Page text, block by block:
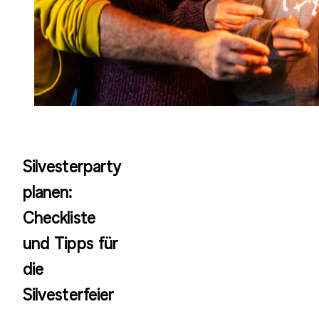
Silvesterparty
planen:
Checkliste
und Tipps für
die
Silvesterfeier